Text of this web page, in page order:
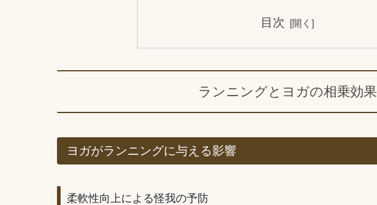
目次
ランニングとヨガの相乗効果
ヨガがランニングに与える影響
柔軟性向上による怪我の予防